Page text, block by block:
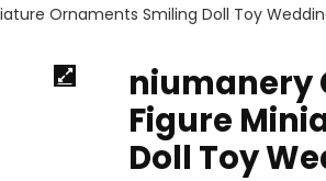
Ornaments Smiling Doll Toy
niumanery
Figure
Doll Toy